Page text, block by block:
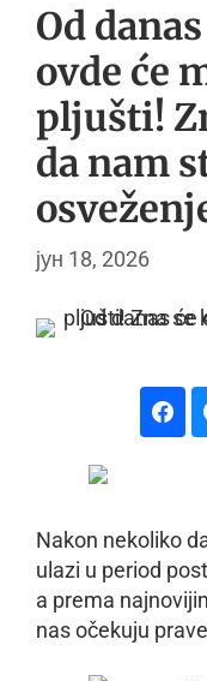
Od
ovde će
pljušti!
da nam
јун 18, 2026
Nakon nekoliko
ulazi u period
a prema
nas očekuju